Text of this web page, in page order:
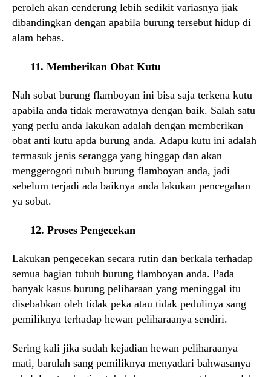
peroleh akan cenderung lebih sedikit variasnya jiak
dibandingkan dengan apabila burung tersebut hidup di
alam bebas.
11. Memberikan Obat Kutu
Nah sobat burung flamboyan ini bisa saja terkena kutu
apabila anda tidak merawatnya dengan baik. Salah satu
yang perlu anda lakukan adalah dengan memberikan
obat anti kutu apda burung anda. Adapu kutu ini adalah
termasuk jenis serangga yang hinggap dan akan
menggerogoti tubuh burung flamboyan anda, jadi
sebelum terjadi ada baiknya anda lakukan pencegahan
ya sobat.
12. Proses Pengecekan
Lakukan pengecekan secara rutin dan berkala terhadap
semua bagian tubuh burung flamboyan anda. Pada
banyak kasus burung peliharaan yang meninggal itu
disebabkan oleh tidak peka atau tidak pedulinya sang
pemiliknya terhadap hewan peliharaanya sendiri.
Sering kali jika sudah kejadian hewan peliharaanya
mati, barulah sang pemiliknya menyadari bahwasanya